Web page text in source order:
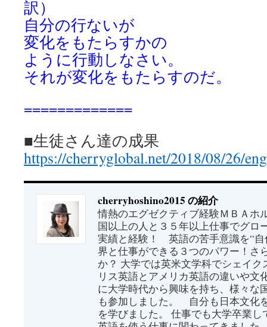
訳）
自分の行ないが
変化をもたらすかの
ように行動しなさい。
それが変化をもたらすのだ。
=============
■生徒さん達の成果
https://cherryglobal.net/2018/08/26/
cherryhoshino2015 の紹介
情熱のエグゼクティブ経験ＭＢＡホ
国以上の人と３５年以上仕事でグロ
実績と経験！ 英語の苦手意識を“自
界と仕事ができる３つのパワー！さ
か？ 大学では英米文学科でシェイ
リス英語とアメリカ英語の違いや文
に大学時代から興味を持ち、様々な
も参加しました。 自分も日本文化
を学びました。 仕事でも大学卒業